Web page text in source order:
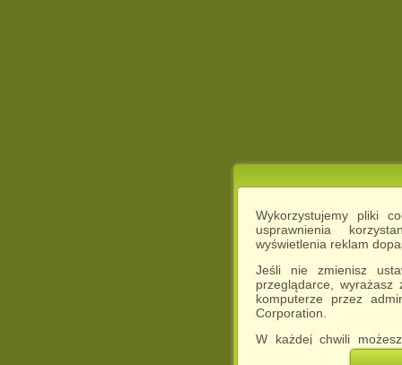
Wykorzystujemy pliki
usprawnienia
wyświetlenia reklam
Jeśli nie zmienisz
przeglądarce,
komputerze przez
Corporation.
W każdej chwili
cookies w swojej